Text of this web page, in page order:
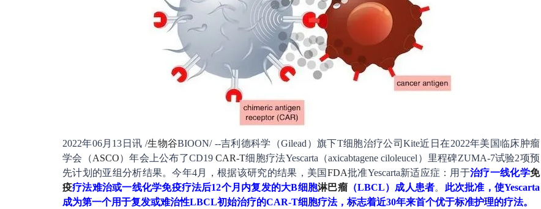
2022年06月13日讯 /生物谷BIOON/ --吉利德科学（Gilead）旗下T细胞治疗公司Kite近日在2022年美国临床肿瘤
学会（ASCO）年会上公布了CD19CAR-T细胞疗法Yescarta（axicabtagene ciloleucel）里程碑ZUMA-7试验2项预
先计划的亚组分析结果。今年4月，根据该研究的结果，美国 FDA批准Yescarta新适应症：用于治疗一线化学免
疫疗法难治或一线化学免疫疗法后12个月内复发的大B细胞淋巴瘤（LBCL）成人患者。 此次批准，使Yescarta
成为第一个用于复发或难治性LBCL初始治疗的CAR-T细胞疗法，标志着近30年来首个优于标准护理的疗法。